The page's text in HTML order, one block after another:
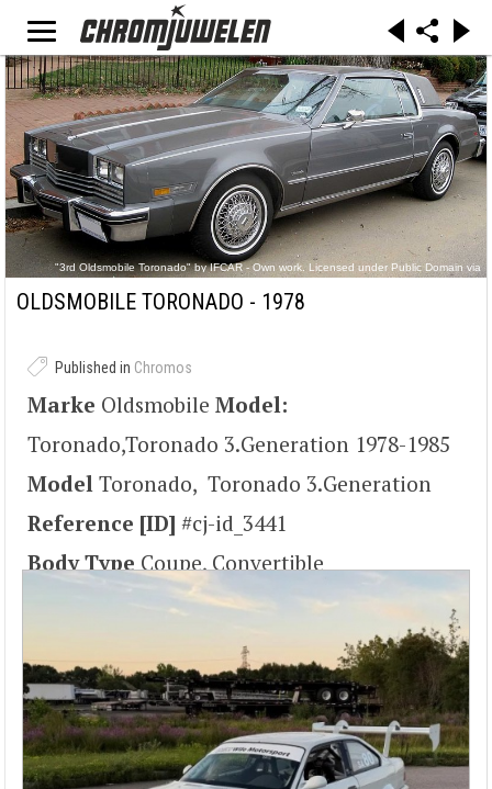
"3rd Oldsmobile Toronado" by IFCAR - Own work. Licensed under Public Domain via
Commons -
OLDSMOBILE TORONADO - 1978
Published in Chromos
Marke Oldsmobile Model:
Toronado,Toronado 3.Generation 1978-1985
Model Toronado, Toronado 3.Generation
Reference [ID] #cj-id_3441
Body Type Coupe, Convertible